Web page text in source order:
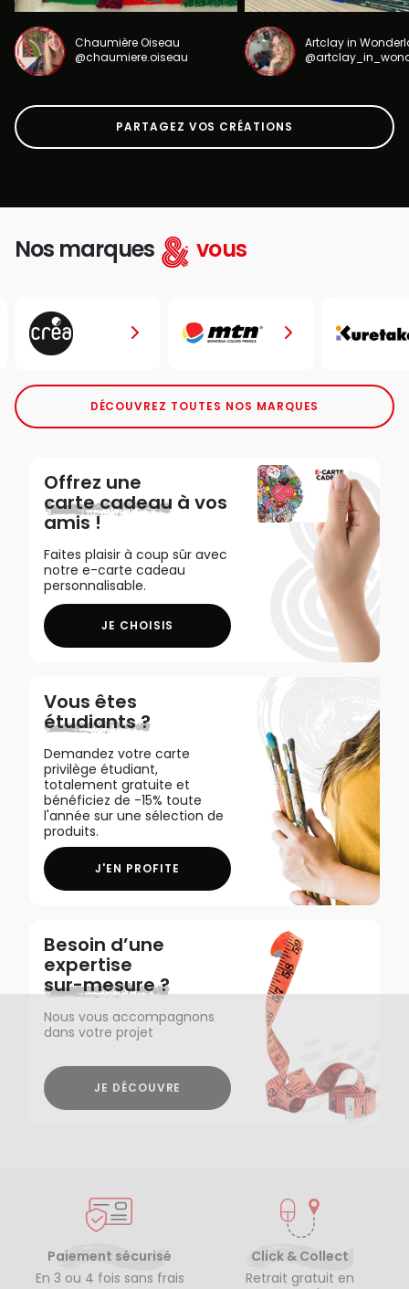
Chaumière Oiseau
@chaumiere.oiseau
Artclay in
PARTAGEZ VOS CRÉATIONS
Nos marques vous
DÉCOUVREZ TOUTES NOS MARQUES
Offrez une
carte cadeau à vos
amis !
Faites plaisir à coup sûr avec
notre e-carte cadeau
personnalisable.
JE CHOISIS
Vous êtes
étudiants ?
Demandez votre carte
privilège étudiant,
totalement gratuite et
bénéficiez de -15% toute
l'année sur une sélection de
produits.
J'EN PROFITE
Besoin d’une
expertise
sur-mesure ?
Nous vous accompagnons
dans votre projet
JE DÉCOUVRE
Paiement sécurisé
En 3 ou 4 fois sans frais
Click & Collect
Retrait gratuit en